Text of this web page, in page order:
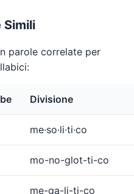
Simili
parole correlate per
Divisione
me·so·li·ti·co
mo-no-glot-ti-co
me-ga-li-ti-co